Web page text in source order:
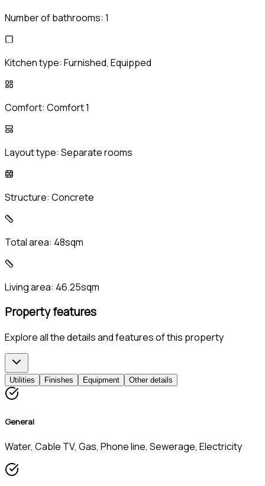
Number of bathrooms: 1
Kitchen type: Furnished, Equipped
Comfort: Comfort 1
Layout type: Separate rooms
Structure: Concrete
Total area: 48sqm
Living area: 46.25sqm
Property features
Explore all the details and features of this property
Utilities Finishes Equipment Other details
General
Water, Cable TV, Gas, Phone line, Sewerage, Electricity